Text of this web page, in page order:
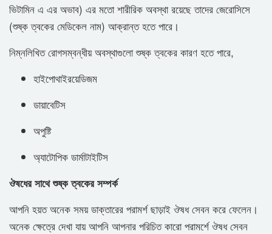
ভিটামিন এ এর ​​অভাব) এর মতো শারীরিক অবস্থা রয়েছে তাদের জেরোসিসে
(শুষ্ক ত্বকের মেডিকেল নাম) আক্রান্ত হতে পারে।
নিম্নলিখিত রোগসম্বন্ধীয় অবস্থাগুলো শুষ্ক ত্বকের কারণ হতে পারে,
হাইপোথাইরয়েডিজম
ডায়াবেটিস
অপুষ্টি
অ্যাটোপিক ডার্মাটাইটিস
ঔষধের সাথে শুষ্ক ত্বকের সম্পর্ক
আপনি হয়ত অনেক সময় ডাক্তারের পরামর্শ ছাড়াই ঔষধ সেবন করে ফেলেন।
অনেক ক্ষেত্রে দেখা যায় আপনি আপনার পরিচিত কারো পরামর্শে ঔষধ সেবন